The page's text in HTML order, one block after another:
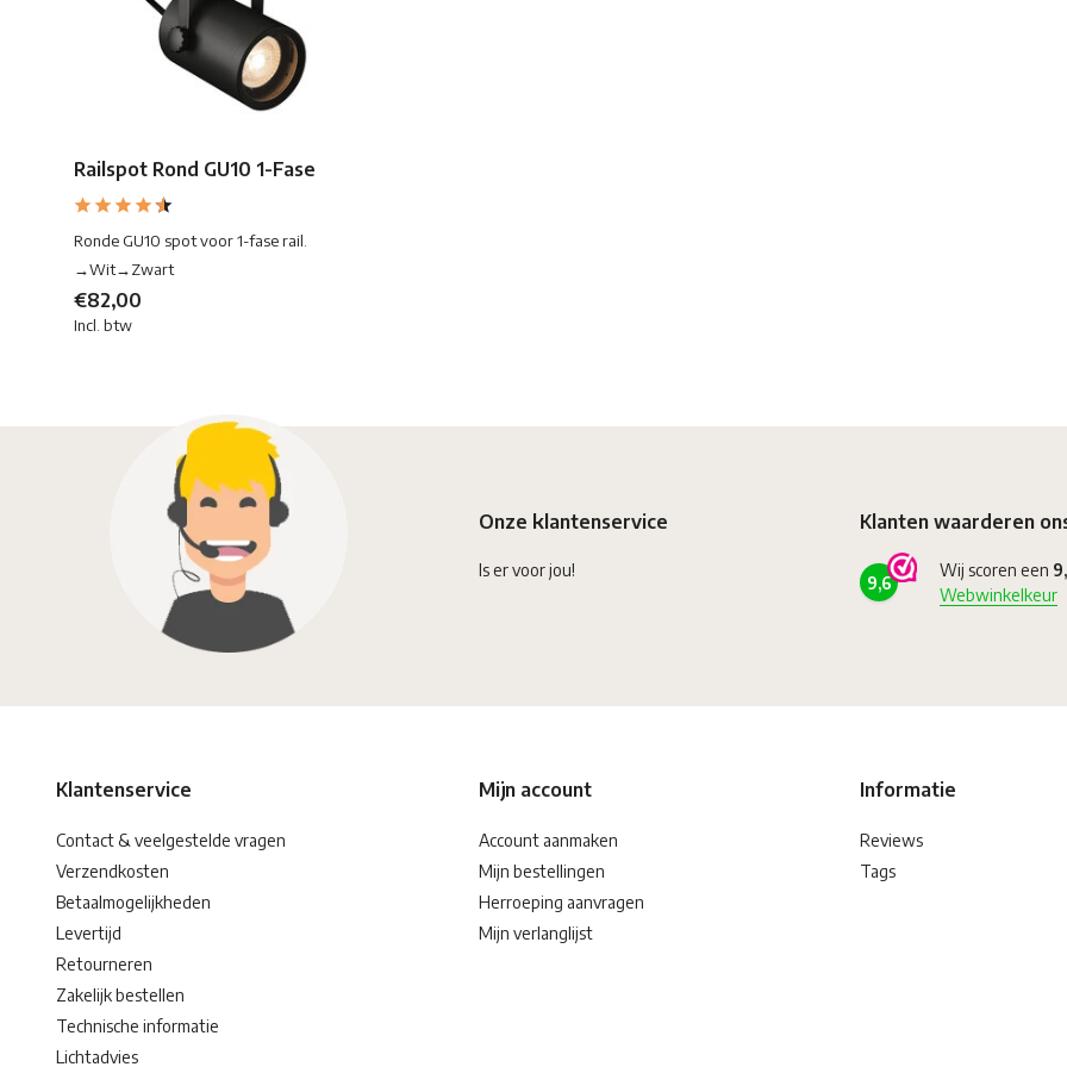
Railspot Rond GU10 1-Fase
Ronde GU10 spot voor 1-fase rail.
→Wit→Zwart
€82,00
Incl. btw
Onze klantenservice
Is er voor jou!
Klanten waarderen
9,6
Wij scoren een
Webwinkelkeur
Klantenservice
Contact & veelgestelde vragen
Verzendkosten
Betaalmogelijkheden
Levertijd
Retourneren
Zakelijk bestellen
Technische informatie
Lichtadvies
Mijn account
Account aanmaken
Mijn bestellingen
Herroeping aanvragen
Mijn verlanglijst
Informatie
Reviews
Tags